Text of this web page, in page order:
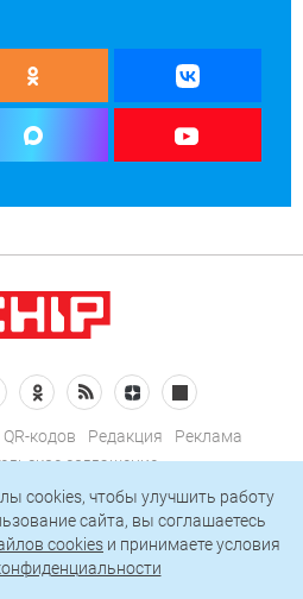
кодов Редакция
Реклама
соглашение
на рассылку
cookies, чтобы улучшить работу
сайта, вы соглашаетесь
cookies и принимаете условия